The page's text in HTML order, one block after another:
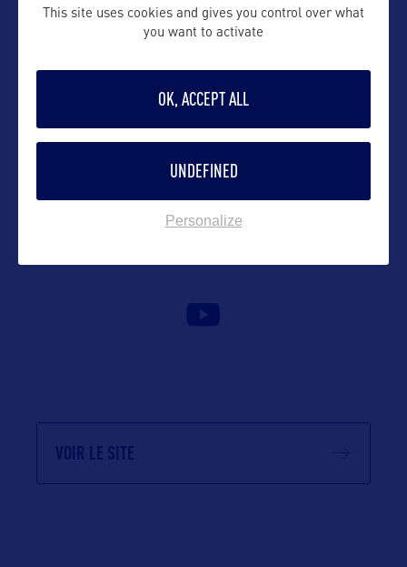
yohann@bworldcom.com
Suivre
VOIR LE SITE
This site uses cookies and gives you control over what
you want to activate
OK, ACCEPT ALL
UNDEFINED
Personalize